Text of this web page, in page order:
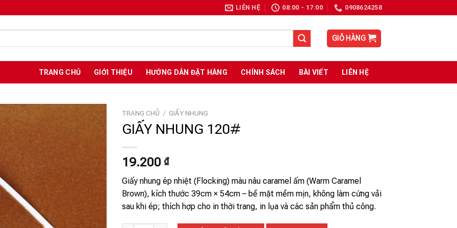
LIÊN HỆ 08:00 - 17:00 0908624258
GIỎ HÀNG
TRANG CHỦ GIỚI THIỆU HƯỚNG DẪN ĐẶT HÀNG CHÍNH SÁCH BÀI VIẾT LIÊN HỆ
wishlist
TRANG CHỦ / GIẤY NHUNG
GIẤY NHUNG 120#
19.200 ₫
Giấy nhung ép nhiệt (Flocking) màu nâu caramel ấm (Warm Caramel
Brown), kích thước 39cm × 54cm – bề mặt mềm mịn, không làm cứng vải
sau khi ép; thích hợp cho in thời trang, in lụa và các sản phẩm thủ công.